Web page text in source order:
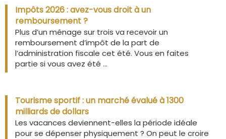
Impôts 2026 : avez-vous droit à un
remboursement ?
Plus d’un ménage sur trois va recevoir un
remboursement d’impôt de la part de
l’administration fiscale cet été. Vous en faites
partie si vous avez été ...
Tourisme sportif : un marché évalué à 1300
milliards de dollars
Les vacances deviennent-elles la période idéale
pour se dépenser physiquement ? On peut le croire